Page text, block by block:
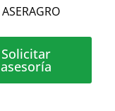
ASERAGRO
Solicitar
asesoría